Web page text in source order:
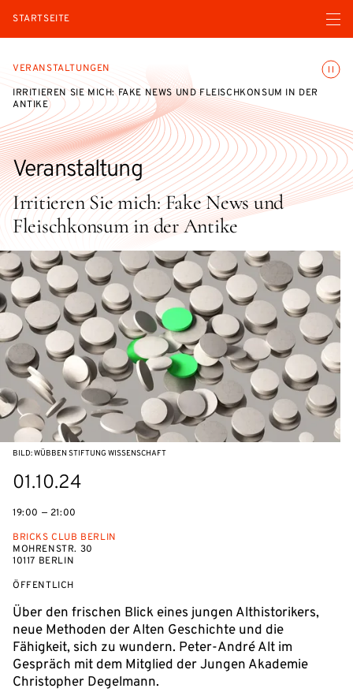
STARTSEITE Menü
VERANSTALTUNGEN
IRRITIEREN SIE MICH: FAKE NEWS UND FLEISCHKONSUM IN DER
ANTIKE
Irritieren Sie mich: Fake News und
Fleischkonsum in der Antike
Veranstaltung
BILD: WÜBBEN STIFTUNG WISSENSCHAFT
eventBeginsOn
01.10.24
19:00 — 21:00
BRICKS CLUB BERLIN
MOHRENSTR. 30
10117 BERLIN
VERANSTALTUNGSZUGANG:
ÖFFENTLICH
Über den frischen Blick eines jungen Althistorikers,
neue Methoden der Alten Geschichte und die
Fähigkeit, sich zu wundern. Peter-André Alt im
Gespräch mit dem Mitglied der Jungen Akademie
Christopher Degelmann.